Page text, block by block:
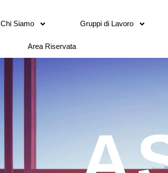
Chi Siamo Gruppi di Lavoro
Area Riservata